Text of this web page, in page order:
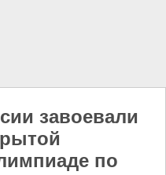
завоевали
по